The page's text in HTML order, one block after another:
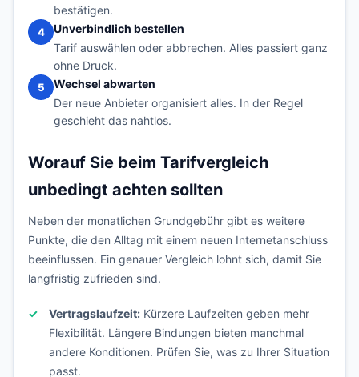
bestätigen.
4
Unverbindlich bestellen
Tarif auswählen oder abbrechen. Alles passiert ganz
ohne Druck.
5
Wechsel abwarten
Der neue Anbieter organisiert alles. In der Regel
geschieht das nahtlos.
Worauf Sie beim Tarifvergleich
unbedingt achten sollten
Neben der monatlichen Grundgebühr gibt es weitere
Punkte, die den Alltag mit einem neuen Internetanschluss
beeinflussen. Ein genauer Vergleich lohnt sich, damit Sie
langfristig zufrieden sind.
Vertragslaufzeit: Kürzere Laufzeiten geben mehr
Flexibilität. Längere Bindungen bieten manchmal
andere Konditionen. Prüfen Sie, was zu Ihrer Situation
passt.